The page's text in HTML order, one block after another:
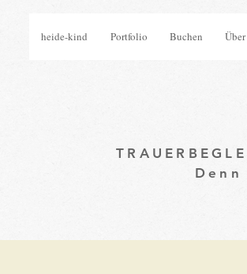
heide-kind Portfolio Buchen